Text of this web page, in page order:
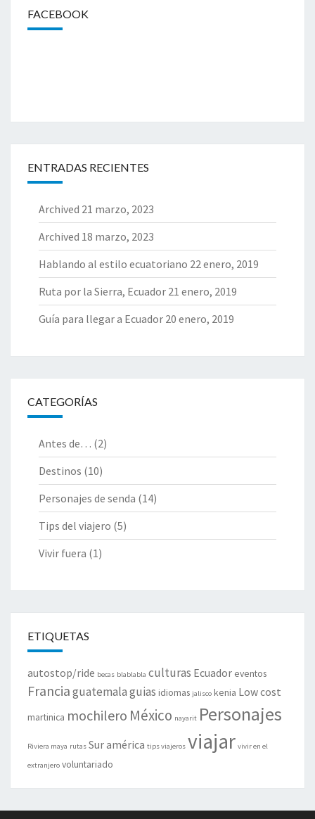
FACEBOOK
ENTRADAS RECIENTES
Archived 21 marzo, 2023
Archived 18 marzo, 2023
Hablando al estilo ecuatoriano 22 enero, 2019
Ruta por la Sierra, Ecuador 21 enero, 2019
Guía para llegar a Ecuador 20 enero, 2019
CATEGORÍAS
Antes de… (2)
Destinos (10)
Personajes de senda (14)
Tips del viajero (5)
Vivir fuera (1)
ETIQUETAS
autostop/ride becas blablabla culturas Ecuador eventos
Franciaguatemalaguias idiomas jalisco kenia Low cost
martinica mochilero México nayarit Personajes
Riviera maya rutas Sur américa tips viajeros viajar vivir en el
extranjero voluntariado